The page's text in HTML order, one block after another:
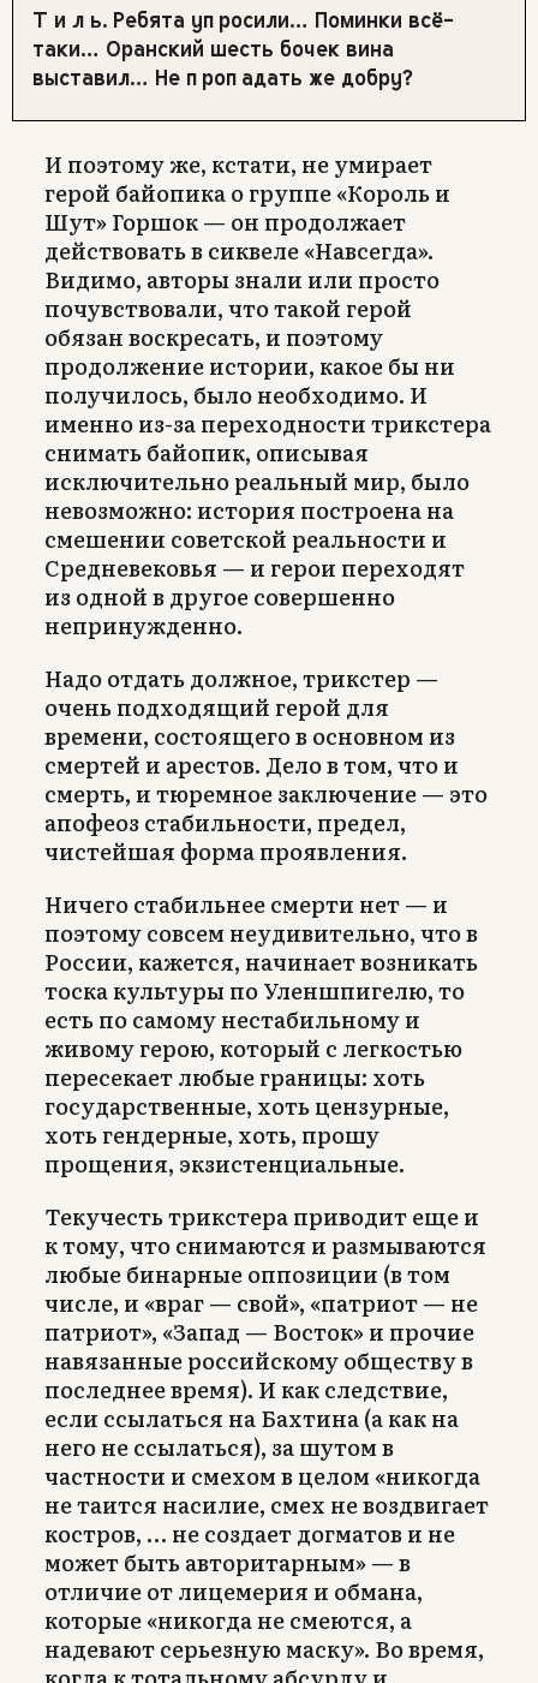
Т и л ь. Ребята упросили… Поминки всё-
таки… Оранский шесть бочек вина
выставил… Не пропадать же добру?
И поэтому же, кстати, не умирает
герой байопика о группе «Король и
Шут» Горшок — он продолжает
действовать в сиквеле «Навсегда».
Видимо, авторы знали или просто
почувствовали, что такой герой
обязан воскресать, и поэтому
продолжение истории, какое бы ни
получилось, было необходимо. И
именно из-за переходности трикстера
снимать байопик, описывая
исключительно реальный мир, было
невозможно: история построена на
смешении советской реальности и
Средневековья — и герои переходят
из одной в другое совершенно
непринужденно.
Надо отдать должное, трикстер —
очень подходящий герой для
времени, состоящего в основном из
смертей и арестов. Дело в том, что и
смерть, и тюремное заключение — это
апофеоз стабильности, предел,
чистейшая форма проявления.
Ничего стабильнее смерти нет — и
поэтому совсем неудивительно, что в
России, кажется, начинает возникать
тоска культуры по Уленшпигелю, то
есть по самому нестабильному и
живому герою, который с легкостью
пересекает любые границы: хоть
государственные, хоть цензурные,
хоть гендерные, хоть, прошу
прощения, экзистенциальные.
Текучесть трикстера приводит еще и
к тому, что снимаются и размываются
любые бинарные оппозиции (в том
числе, и «враг — свой», «патриот — не
патриот», «Запад — Восток» и прочие
навязанные российскому обществу в
последнее время). И как следствие,
если ссылаться на Бахтина (а как на
него не ссылаться), за шутом в
частности и смехом в целом «никогда
не таится насилие, смех не воздвигает
костров, … не создает догматов и не
может быть авторитарным» — в
отличие от лицемерия и обмана,
которые «никогда не смеются, а
надевают серьезную маску». Во время,